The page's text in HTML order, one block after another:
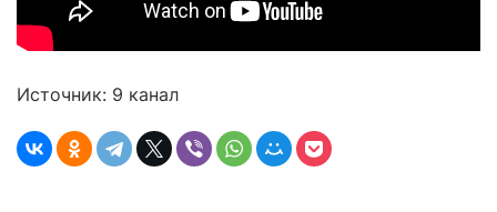
Источник: 9 канал